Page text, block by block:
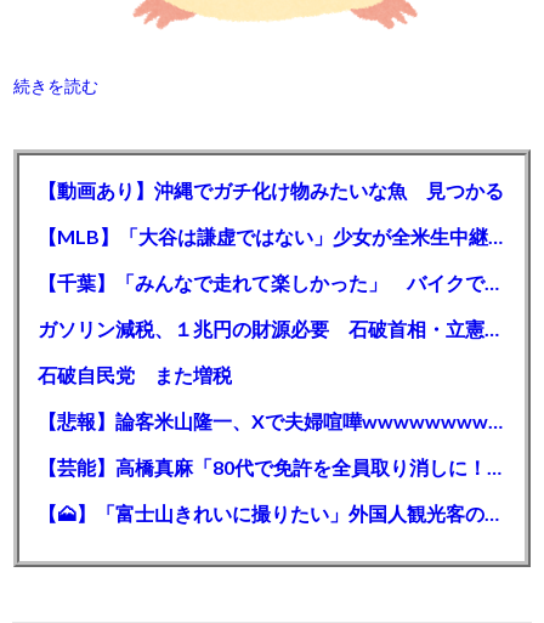
続きを読む
【動画あり】沖縄でガチ化け物みたいな魚 見つかる
【MLB】「大谷は謙虚ではない」少女が全米生中継で突然の大谷翔平批判 サイン無視された過去明かす
【千葉】「みんなで走れて楽しかった」 バイクでバースデー集団暴走 男女５７人を書類送検 SNSで参加者募る
ガソリン減税、１兆円の財源必要 石破首相・立憲野田氏「財源は死に物狂いで確保しなければならない」「本当に死に物狂いで」
石破自民党 また増税
【悲報】論客米山隆一、Xで夫婦喧嘩wwwwwwwwwwww
【芸能】高橋真麻「80代で免許を全員取り消しに！」 高齢ドライバーの事故問題で、高齢者の運転免許取り消し法を提案
【🗻】「富士山きれいに撮りたい」外国人観光客のレンタカー事故が急増…「ハンドルが逆で慣れず」、道の狭さも